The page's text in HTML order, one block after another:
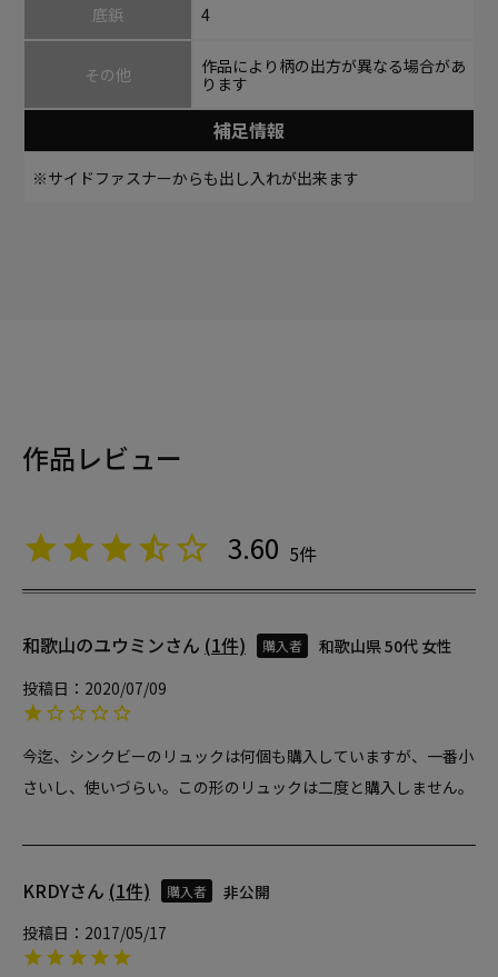
底鋲 4
その他
作品により柄の出方が異なる場合があ
ります
補足情報
※サイドファスナーからも出し入れが出来ます
作品レビュー
3.60 5
和歌山のユウミン 1 購入者 和歌山県50代 女性
投稿日
2020/07/09
今迄、シンクビーのリュックは何個も購入していますが、一番小
さいし、使いづらい。この形のリュックは二度と購入しません。
KRDY 1 購入者
非公開
投稿日
2017/05/17